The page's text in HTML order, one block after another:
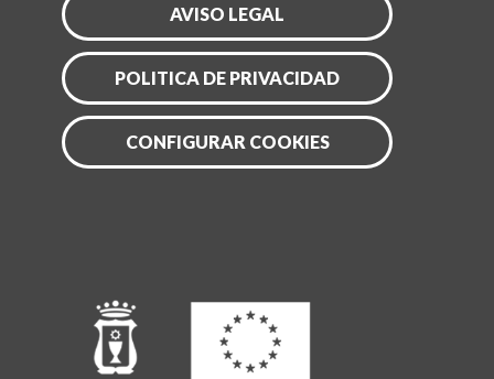
AVISO LEGAL
POLITICA DE PRIVACIDAD
CONFIGURAR COOKIES